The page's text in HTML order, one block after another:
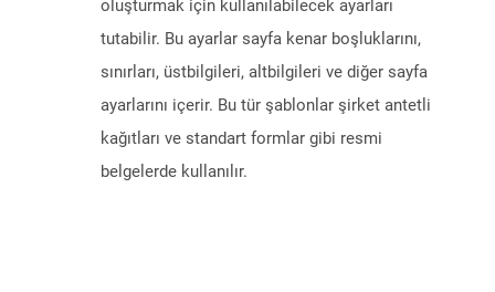
oluşturmak için kullanılabilecek ayarları
tutabilir. Bu ayarlar sayfa kenar boşluklarını,
sınırları, üstbilgileri, altbilgileri ve diğer sayfa
ayarlarını içerir. Bu tür şablonlar şirket antetli
kağıtları ve standart formlar gibi resmi
belgelerde kullanılır.